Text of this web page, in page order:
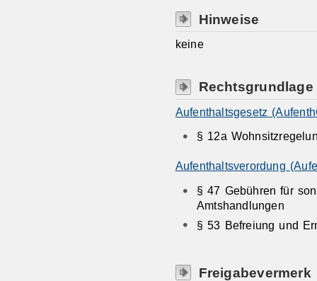
Hinweise
keine
Rechtsgrundlage
Aufenthaltsgesetz
§ 12a
Aufenthaltsverordung
§ 47 Gebühren für
Amtshandlungen
§ 53 Befreiung und
Freigabevermerk